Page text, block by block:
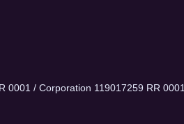
0001 / Corporation 119017259 RR 0001